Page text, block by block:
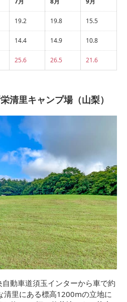
19.2 19.8 15.5
14.4 14.9 10.8
25.6 26.5 21.6
清里キャンプ場（山梨）
動車道須玉インターから車で約
清里にある標高1200mの立地に